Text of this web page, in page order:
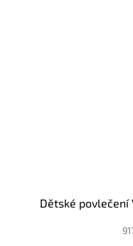
Dětské povlečení